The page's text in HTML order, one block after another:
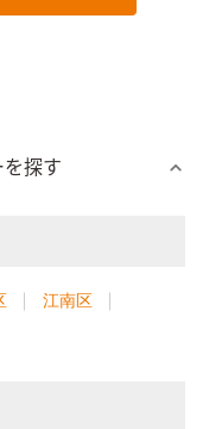
プライベートなホビ
探す
江南区